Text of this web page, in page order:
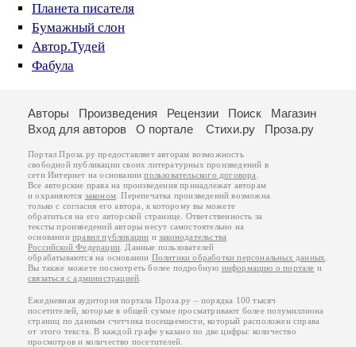
Планета писателя
Бумажный слон
Автор.Тудей
Фабула
Авторы Произведения Рецензии Поиск
Магазин
Вход для авторов
О портале Стихи.ру Проза.ру
Портал Проза.ру предоставляет авторам возможность
свободной публикации своих литературных произведений в
сети Интернет на основаниипользовательского договора
Все авторские права на произведения принадлежат авторам
и охраняются законом . Перепечатка произведений возможна
только с согласия его автора, к которому вы можете
обратиться на его авторской странице. Ответственность за
тексты произведений авторы несут самостоятельно на
основанииправил публикации изаконодательства
Российской Федерации . Данные пользователей
обрабатываются на основании Политики обработки персональных данных
Вы также можете посмотреть более подробную информацию о портале и
связаться с администрацией
Ежедневная аудитория портала Проза.ру – порядка 100 тысяч
посетителей, которые в общей сумме просматривают более полумиллиона
страниц по данным счетчика посещаемости, который расположен справа
от этого текста. В каждой графе указано по две цифры: количество
просмотров и количество посетителей.